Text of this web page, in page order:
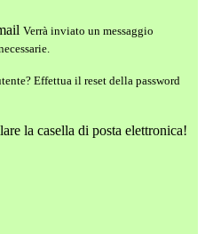
Verrà inviato un messaggio
Effettua il reset della password
la casella di posta elettronica!